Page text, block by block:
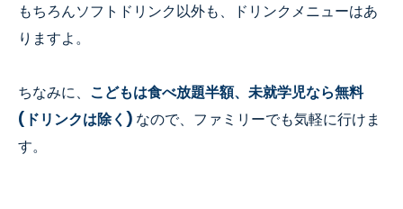
もちろんソフトドリンク以外も、ドリンクメニューはあ
りますよ。
ちなみに、 こどもは食べ放題半額、未就学児なら無料
(ドリンクは除く) なので、ファミリーでも気軽に行けま
す。